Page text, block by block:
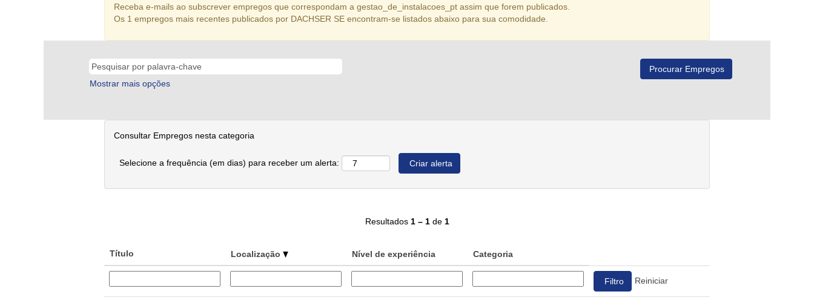
Receba e-mails ao subscrever empregos que correspondam a gestao_de_instalacoes_pt assim que forem publicados.
Os 1 empregos mais recentes publicados por DACHSER SE encontram-se listados abaixo para sua comodidade.
Mostrar mais opções
Consultar Empregos nesta categoria
Selecione a frequência (em dias) para receber um alerta:
Resultados 1 – 1de 1
Título Localização Nível de experiência Categoria
Reiniciar